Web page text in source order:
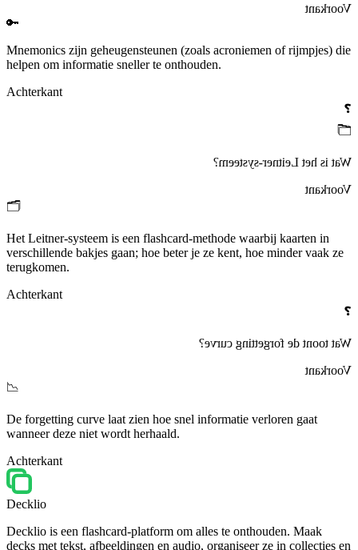
Voorkant
🔑
Mnemonics zijn geheugensteunen (zoals acroniemen of rijmpjes) die
helpen om informatie sneller te onthouden.
Achterkant
❓
🗂️
Wat is het
Leitner‑systeem
?
Voorkant
🗂️
Het Leitner‑systeem is een flashcard‑methode waarbij kaarten in
verschillende bakjes gaan; hoe beter je ze kent, hoe minder vaak ze
terugkomen.
Achterkant
❓
Wat toont de
forgetting curve
?
Voorkant
📉
De forgetting curve laat zien hoe snel informatie verloren gaat
wanneer deze niet wordt herhaald.
Achterkant
Decklio
Decklio is een flashcard-platform om alles te onthouden. Maak
decks met tekst, afbeeldingen en audio, organiseer ze in collecties en